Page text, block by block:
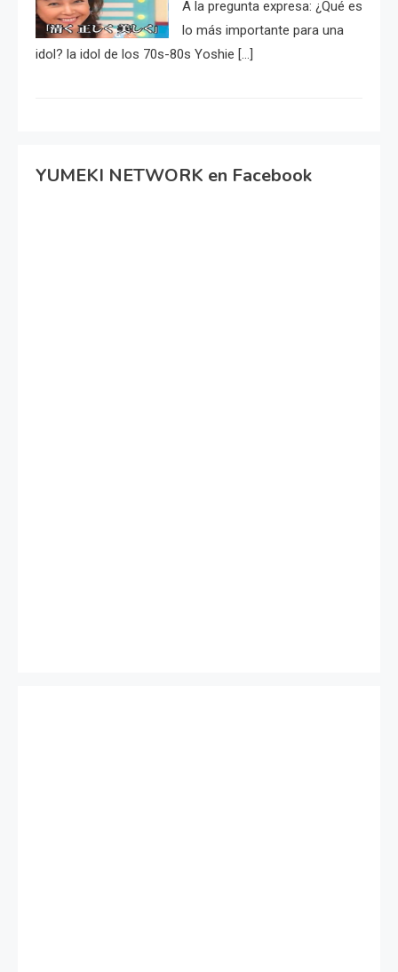
A la pregunta expresa: ¿Qué es
lo más importante para una
idol? la idol de los 70s-80s Yoshie […]
YUMEKI NETWORK en Facebook